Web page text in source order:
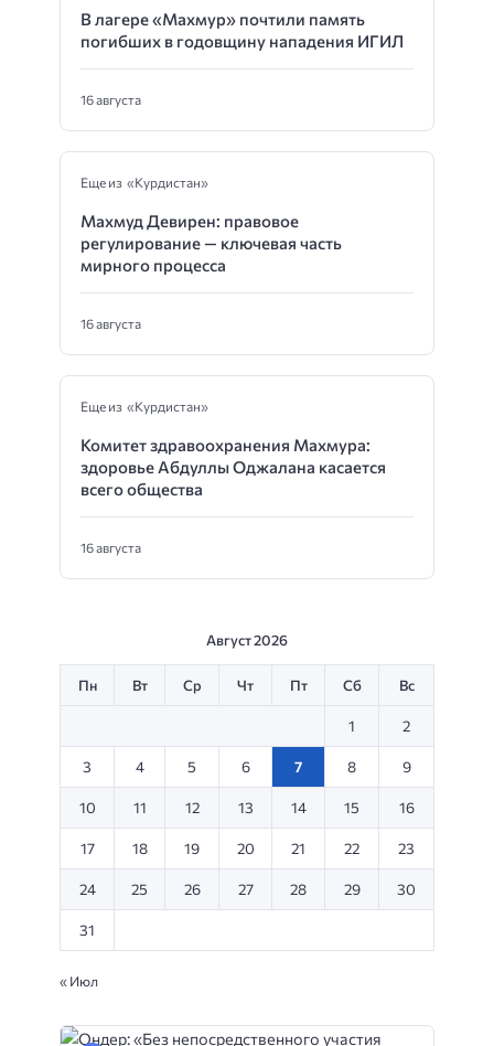
В лагере «Махмур» почтили память
погибших в годовщину нападения ИГИЛ
16 августа
Еще из «Курдистан»
Махмуд Девирен: правовое
регулирование — ключевая часть
мирного процесса
16 августа
Еще из «Курдистан»
Комитет здравоохранения Махмура:
здоровье Абдуллы Оджалана касается
всего общества
16 августа
Август 2026
Пн Вт Ср Чт Пт Сб Вс
1 2
3 4 5 6 7 8 9
10 11 12 13 14 15 16
17 18 19 20 21 22 23
24 25 26 27 28 29 30
31
« Июл